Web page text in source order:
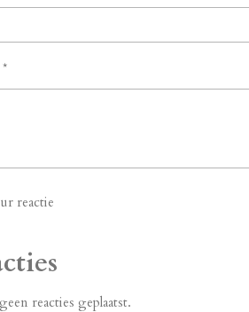
reactie
reacties geplaatst.